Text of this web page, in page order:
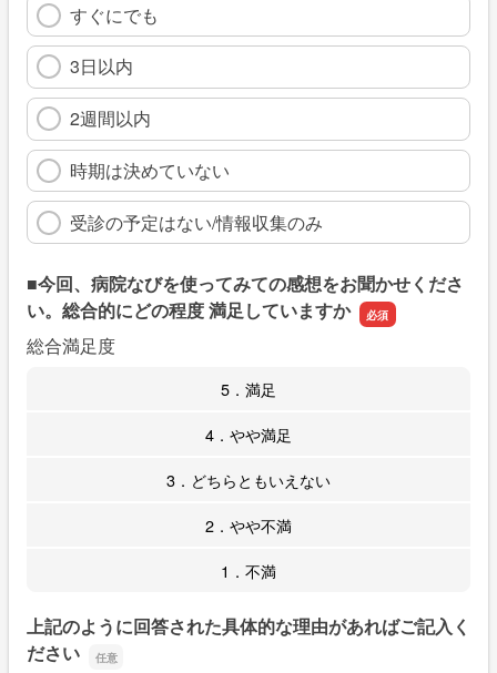
すぐにでも
3日以内
2週間以内
時期は決めていない
受診の予定はない/情報収集のみ
■今回、病院なびを使ってみての感想をお聞かせくださ
い。総合的にどの程度 満足していますか
総合満足度
5．満足
4．やや満足
3．どちらともいえない
2．やや不満
1．不満
上記のように回答された具体的な理由があればご記入く
ださい